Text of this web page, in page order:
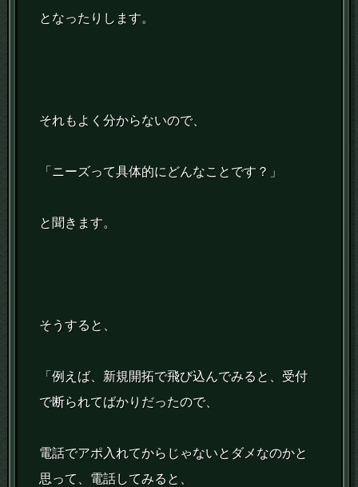
となったりします。
それもよく分からないので、
「ニーズって具体的にどんなことです？」
と聞きます。
そうすると、
「例えば、新規開拓で飛び込んでみると、受付
で断られてばかりだったので、
電話でアポ入れてからじゃないとダメなのかと
思って、電話してみると、